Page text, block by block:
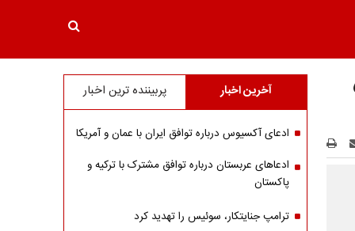
آخرین اخبار پربیننده ترین اخبار
ادعای آکسیوس درباره توافق ایران با عمان و آمریکا
ادعاهای عربستان درباره توافق مشترک با ترکیه و
پاکستان
ترامپ جنایتکار، سوئیس را تهدید کرد